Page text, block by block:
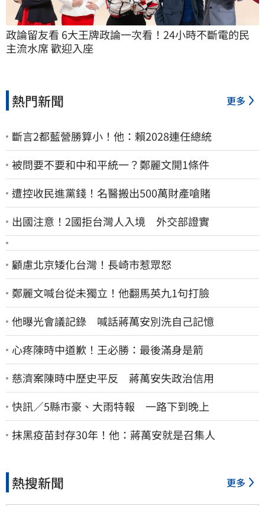
政論留友看 6大王牌政論一次看！24小時不斷電的民
主流水席 歡迎入座
熱門新聞 更多
斷言2都藍營勝算小！他：賴2028連任總統
被問要不要和中和平統一？鄭麗文開1條件
遭控收民進黨錢！名醫搬出500萬財產嗆賭
出國注意！2國拒台灣人入境 外交部證實
顧慮北京矮化台灣！長崎市惹眾怒
鄭麗文喊台從未獨立！他翻馬英九1句打臉
他曝光會議記錄 喊話蔣萬安別洗自己記憶
心疼陳時中道歉！王必勝：最後滿身是箭
慈濟案陳時中歷史平反 蔣萬安失政治信用
快訊／5縣市豪、大雨特報 一路下到晚上
抹黑疫苗封存30年！他：蔣萬安就是召集人
熱搜新聞 更多